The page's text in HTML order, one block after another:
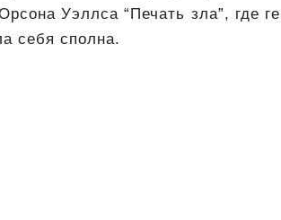
Уэллса “Печать зла”, где
себя сполна.